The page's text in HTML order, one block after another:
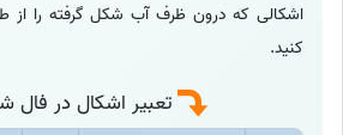
اشکالی که درون ظرف آب شکل گرفته را از
کنید.
تعبیر اشکال در فال